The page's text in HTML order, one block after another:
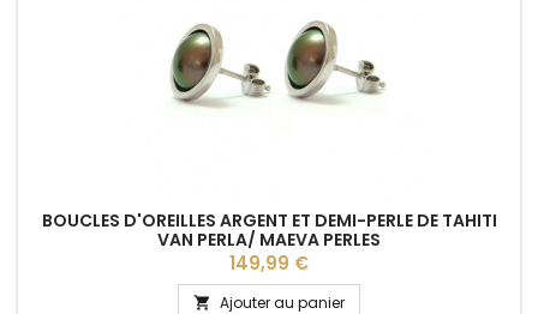
BOUCLES D'OREILLES ARGENT ET DEMI-PERLE DE TAHITI
VAN PERLA/ MAEVA PERLES
Prix
149,99 €
 Ajouter au panier